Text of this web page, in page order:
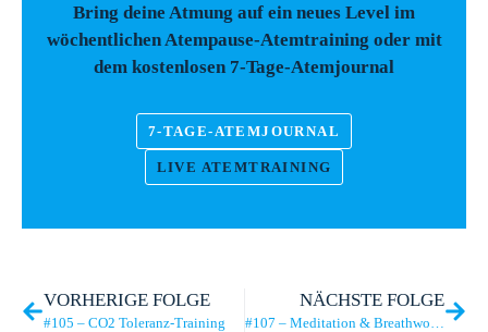
Bring deine Atmung auf ein neues Level im
wöchentlichen Atempause-Atemtraining oder mit
dem kostenlosen 7-Tage-Atemjournal
7-TAGE-ATEMJOURNAL
LIVE ATEMTRAINING
VORHERIGE FOLGE
#105 – CO2 Toleranz-Training
NÄCHSTE FOLGE